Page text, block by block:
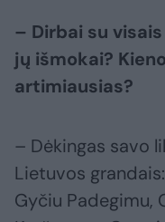
– Dirbai su
jų išmokai?
artimiausias?
– Dėkingas savo
Lietuvos
Gyčiu Padegimu,